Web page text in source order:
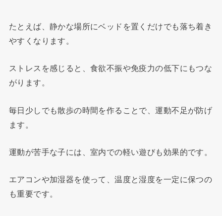
たとえば、静かな場所にベッドを置くだけでも落ち着き
やすくなります。
ストレスを感じると、食欲不振や免疫力の低下にもつな
がります。
毎日少しでも散歩の時間を作ることで、運動不足が防げ
ます。
運動が苦手な子には、室内での軽い遊びも効果的です。
エアコンや加湿器を使って、温度と湿度を一定に保つの
も重要です。